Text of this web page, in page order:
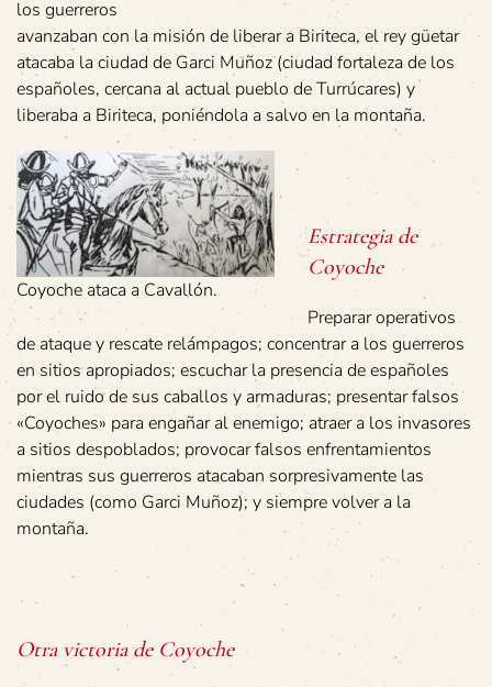
los guerreros
avanzaban con la misión de liberar a Biriteca, el rey güetar
atacaba la ciudad de Garci Muñoz (ciudad fortaleza de los
españoles, cercana al actual pueblo de Turrúcares) y
liberaba a Biriteca, poniéndola a salvo en la montaña.
Coyoche ataca a Cavallón.
Estrategia de
Coyoche
Preparar operativos
de ataque y rescate relámpagos; concentrar a los guerreros
en sitios apropiados; escuchar la presencia de españoles
por el ruido de sus caballos y armaduras; presentar falsos
«Coyoches» para engañar al enemigo; atraer a los invasores
a sitios despoblados; provocar falsos enfrentamientos
mientras sus guerreros atacaban sorpresivamente las
ciudades (como Garci Muñoz); y siempre volver a la
montaña.
Otra victoria de Coyoche